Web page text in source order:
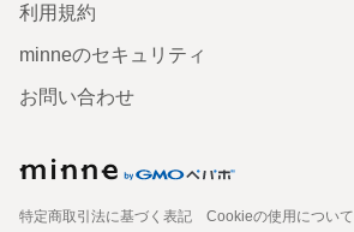
利用規約
minneのセキュリティ
お問い合わせ
特定商取引法に基づく表記
Cookieの使用について